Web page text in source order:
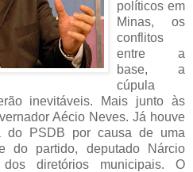
políticos em
Minas, os
conflitos
entre a
base, a
cúpula
inevitáveis. Mais junto às
Aécio Neves. Já houve
do PSDB por causa de uma
do partido, deputado Nárcio
diretórios municipais. O